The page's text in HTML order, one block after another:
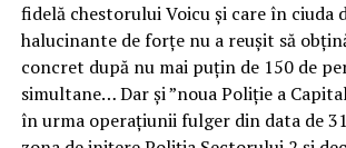
fidelă chestorului Voicu și care în ciuda
halucinante de forțe nu a reușit să
concret după nu mai puțin de 150 de
simultane… Dar și ”noua Poliție a
în urma operațiunii fulger din data de